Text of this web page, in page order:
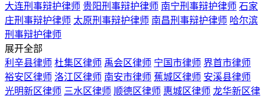
大连刑事辩护律师 贵阳刑事辩护律师 南宁刑事辩护律师 石家
庄刑事辩护律师 太原刑事辩护律师 南昌刑事辩护律师 哈尔滨
刑事辩护律师
展开全部
利辛县律师 杜集区律师 禹会区律师 宁国市律师 界首市律师
裕安区律师 洛江区律师 南安市律师 蕉城区律师 安溪县律师
光明新区律师 三水区律师 顺德区律师 惠城区律师 龙华新区律